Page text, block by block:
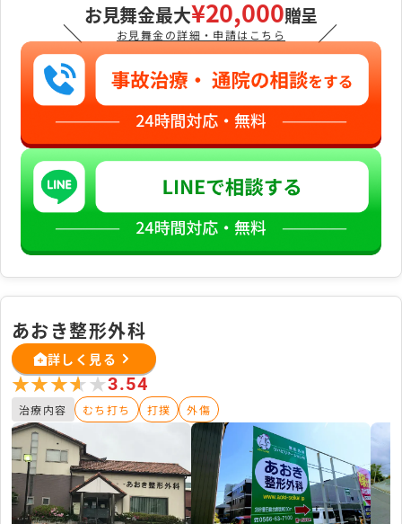
＼
お見舞金最大¥20,000贈呈
お見舞金の詳細・申請はこちら ／
あおき整形外科
詳しく見る
★★★★★
★★★★★3.54
治療内容 むち打ち 打撲 外傷